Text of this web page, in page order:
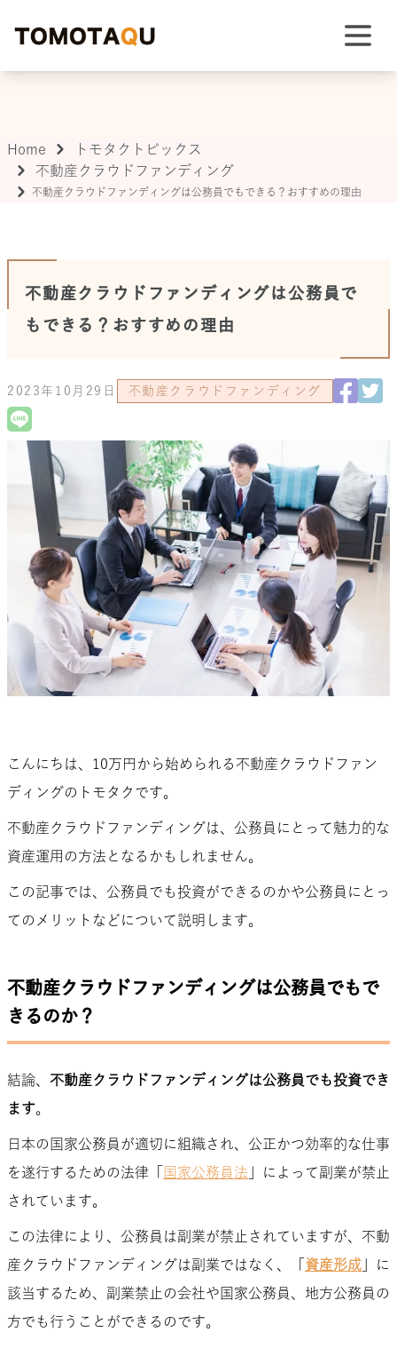
Home
トモタクトピックス
不動産クラウドファンディング
不動産クラウドファンディングは公務員でもできる？おすすめの理由
不動産クラウドファンディングは公務員で
もできる？おすすめの理由
2023年10月29日 不動産クラウドファンディング
こんにちは、10万円から始められる不動産クラウドファン
ディングのトモタクです。
不動産クラウドファンディングは、公務員にとって魅力的な
資産運用の方法となるかもしれません。
この記事では、公務員でも投資ができるのかや公務員にとっ
てのメリットなどについて説明します。
不動産クラウドファンディングは公務員でもで
きるのか？
結論、 不動産クラウドファンディングは公務員でも投資でき
ます。
日本の国家公務員が適切に組織され、公正かつ効率的な仕事
を遂行するための法律「
国家公務員法 」によって副業が禁止
されています。
この法律により、公務員は副業が禁止されていますが、不動
産クラウドファンディングは副業ではなく、「 資産形成 」に
該当するため、副業禁止の会社や国家公務員、地方公務員の
方でも行うことができるのです。